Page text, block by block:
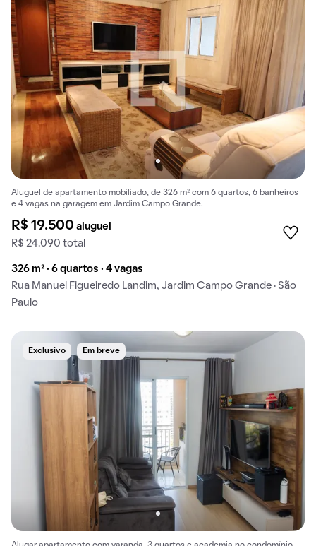
Aluguel de apartamento mobiliado, de 326 m² com 6 quartos, 6 banheiros
e 4 vagas na garagem em Jardim Campo Grande.
R$ 19.500aluguel
R$ 24.090 total
326 m² · 6 quartos · 4 vagas
Rua Manuel Figueiredo Landim, Jardim Campo Grande · São
Paulo
Exclusivo Em breve